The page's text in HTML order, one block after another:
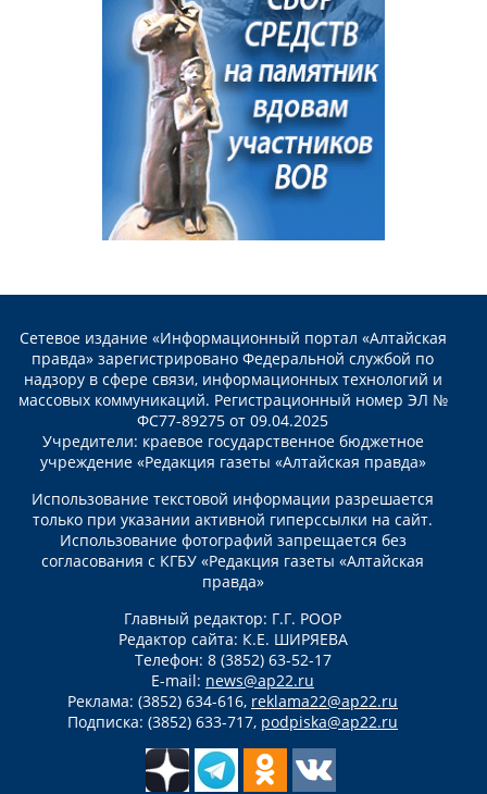
Сетевое издание «Информационный портал «Алтайская
правда» зарегистрировано Федеральной службой по
надзору в сфере связи, информационных технологий и
массовых коммуникаций. Регистрационный номер ЭЛ №
ФС77-89275 от 09.04.2025
Учредители: краевое государственное бюджетное
учреждение «Редакция газеты «Алтайская правда»
Использование текстовой информации разрешается
только при указании активной гиперссылки на сайт.
Использование фотографий запрещается без
согласования с КГБУ «Редакция газеты «Алтайская
правда»
Главный редактор: Г.Г. РООР
Редактор сайта: К.Е. ШИРЯЕВА
Телефон: 8 (3852) 63-52-17
E-mail: news@ap22.ru
Реклама: (3852) 634-616, reklama22@ap22.ru
Подписка: (3852) 633-717, podpiska@ap22.ru